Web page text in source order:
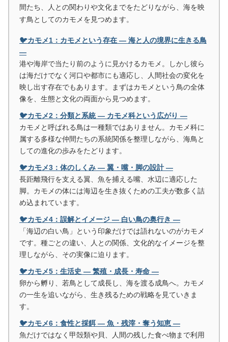
間たち、人との関わりや文化までをたどりながら、海を映
す鳥としてのカモメを見つめます。
🐦カモメ1：カモメという存在 ― 海と人の境界に生きる鳥
―
港や海岸で当たり前のように見かけるカモメ。しかし彼ら
は海だけでなく河口や都市にも適応し、人間社会の変化を
映し出す存在でもあります。まずはカモメという鳥の全体
像を、生態と文化の両面から見つめます。
🐦カモメ2：分類と系統 ― カモメ科という広がり ―
カモメと呼ばれる鳥は一種類ではありません。カモメ科に
属する多様な仲間たちの系統関係を整理しながら、海鳥と
しての進化の歩みをたどります。
🐦カモメ3：体のしくみ ― 翼・嘴・脚の設計 ―
長距離飛行を支える翼、魚を捕える嘴、水辺に適応した
脚。カモメの体には海辺を生き抜くための工夫が数多く詰
め込まれています。
🐦カモメ4：誤解とイメージ ― 白い鳥の奥行き ―
「海辺の白い鳥」という印象だけでは語れないのがカモメ
です。種ごとの違い、人との関係、文化的なイメージを整
理しながら、その実像に迫ります。
🐦カモメ5：生活史 ― 繁殖・成長・寿命 ―
卵から孵り、若鳥として成長し、海を渡る成鳥へ。カモメ
の一生を追いながら、生き残るための戦略を見ていきま
す。
🐦カモメ6：食性と採餌 ― 魚・残滓・奪う知恵 ―
魚だけではなく甲殻類や貝、人間の残した食べ物まで利用